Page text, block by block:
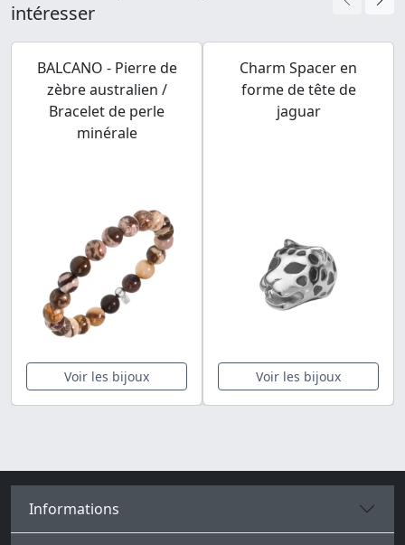
intéresser
BALCANO - Pierre de
zèbre australien /
Bracelet de perle
minérale
Voir les bijoux
Charm Spacer en
forme de tête de
jaguar
Voir les bijoux
Informations